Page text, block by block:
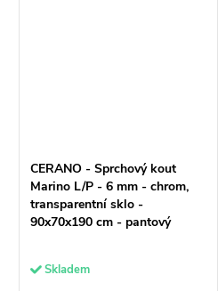
CERANO - Sprchový kout
Marino L/P - 6 mm - chrom,
transparentní sklo -
90x70x190 cm - pantový
Skladem